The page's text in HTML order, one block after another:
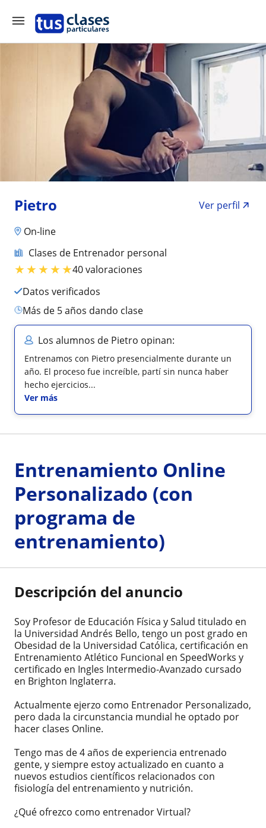
Pietro
Ver perfil
On-line
Clases de Entrenador personal
★★★★★40 valoraciones
Datos verificados
más de 5 años dando clase
Los alumnos de Pietro opinan:
Entrenamos con Pietro presencialmente durante un
año. El proceso fue increíble, partí sin nunca haber
hecho ejercicios...
Ver más
Entrenamiento Online
Personalizado (con
programa de
entrenamiento)
Descripción del anuncio
Soy Profesor de Educación Física y Salud titulado en
la Universidad Andrés Bello, tengo un post grado en
Obesidad de la Universidad Católica, certificación en
Entrenamiento Atlético Funcional en SpeedWorks y
certificado en Ingles Intermedio-Avanzado cursado
en Brighton Inglaterra.
Actualmente ejerzo como Entrenador Personalizado,
pero dada la circunstancia mundial he optado por
hacer clases Online.
Tengo mas de 4 años de experiencia entrenado
gente, y siempre estoy actualizado en cuanto a
nuevos estudios científicos relacionados con
fisiología del entrenamiento y nutrición.
¿Qué ofrezco como entrenador Virtual?